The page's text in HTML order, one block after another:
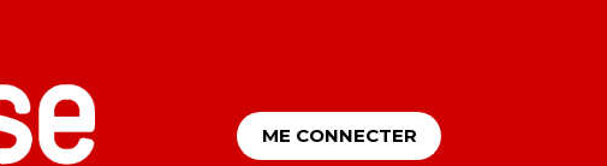
ME CONNECTER